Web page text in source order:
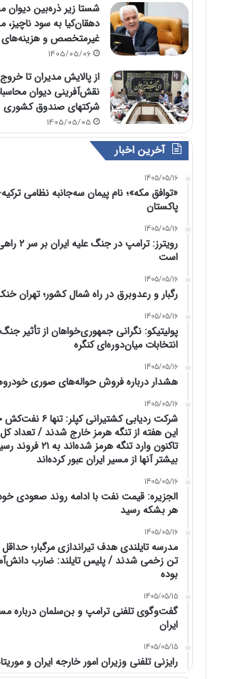
شستا زیر ذره‌بین دیوان
دهقان‌کیا به سود ناچیز،
غیرمتخصص و
1405/05/06
از پالایش مدیران تا خروج
نقش‌آفرینی دیوان
شرکتهای صندوق کشوری
1405/05/05
آخرین اخبار
1405/05/16
«توافق مکه»؛ نام پیمان سه‌جانبه نظامی
پاکستان
1405/05/16
رویترز:
است
1405/05/16
رگبار و رعدوبرق در راه شمال کشور؛ تهران
1405/05/16
پولیتیکو: نگرانی جمهوری‌خواهان از تأثیر جنگ
انتخابات میان‌دوره‌ای کنگره
1405/05/16
هشدار درباره فروش حواله‌های صوری
1405/05/16
شرکت ردیابی
این هفته از تنگه هرمز خارج شدند / تعداد
تاکنون وارد تنگه هرمز
بیشتر آنها از مسیر ایران عبور کرده‌اند
1405/05/16
هر بشکه رسید
1405/05/16
تن زخمی شدند / پلیس تایلند: ضارب
بوده
1405/05/15
گفت‌وگوی تلفنی ترامپ و بن‌سلمان درباره
ایران
1405/05/15
رایزنی تلفنی وزیران امور خارجه ایران و